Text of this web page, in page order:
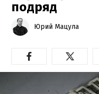
подряд
Юрий Мацула